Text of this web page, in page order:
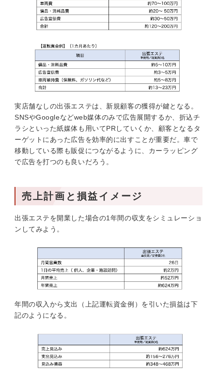
実店舗なしの出張エステは、新規顧客の獲得が鍵となる。
SNSやGoogleなどweb媒体のみで広告展開するか、折込チ
ラシといった紙媒体も用いてPRしていくか、顧客となるタ
ーゲットにあった広告を効率的に出すことが重要だ。車で
移動している際も販促につながるように、カーラッピング
で広告を打つのも良いだろう。
売上計画と損益イメージ
出張エステを開業した場合の1年間の収支をシミュレーショ
ンしてみよう。
年間の収入から支出（上記運転資金例）を引いた損益は下
記のようになる。